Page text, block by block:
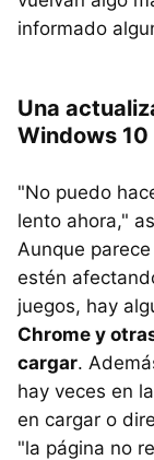
informado
Una
Windows 10
"No puedo
lento ahora,"
Aunque
estén
juegos, hay
Chrome y
cargar.
hay veces en
en cargar o
"la página no